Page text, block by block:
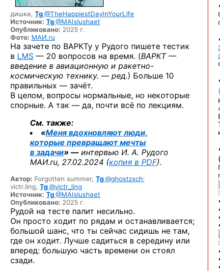
дишка, Tg@TheHappiestDayInYourLife
Источник: Tg@MAIslushaet
Опубликовано: 2025 г.
Фото: МАИ.ru
На зачете по ВАРКТу у Рудого пишете тестик
в LMS — 20 вопросов на время. (ВАРКТ —
введение в авиационную и ракетно-
космическую технику. — ред.) Больше 10
правильных — зачёт.
В целом, вопросы нормальные, но некоторые
спорные. А так — да, почти всё по лекциям.
См. также:
«Меня вдохновляют люди,
которые превращают мечты
в задачи» — интервью И. А. Рудого
МАИ.ru, 27.02.2024 (копия в PDF).
Автор: Forgotten summer, Tg@ghostzxch;
victr.ling, Tg@victr_ling
Источник: Tg@MAIslushaet
Опубликовано: 2025 г.
Рудой на тесте палит несильно.
Он просто ходит по рядам и останавливается;
большой шанс, что ты сейчас сидишь не там,
где он ходит. Лучше садиться в середину или
вперед: большую часть времени он стоял
сзади.